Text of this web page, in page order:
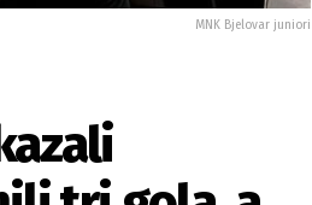
MNK Bjelovar juniori